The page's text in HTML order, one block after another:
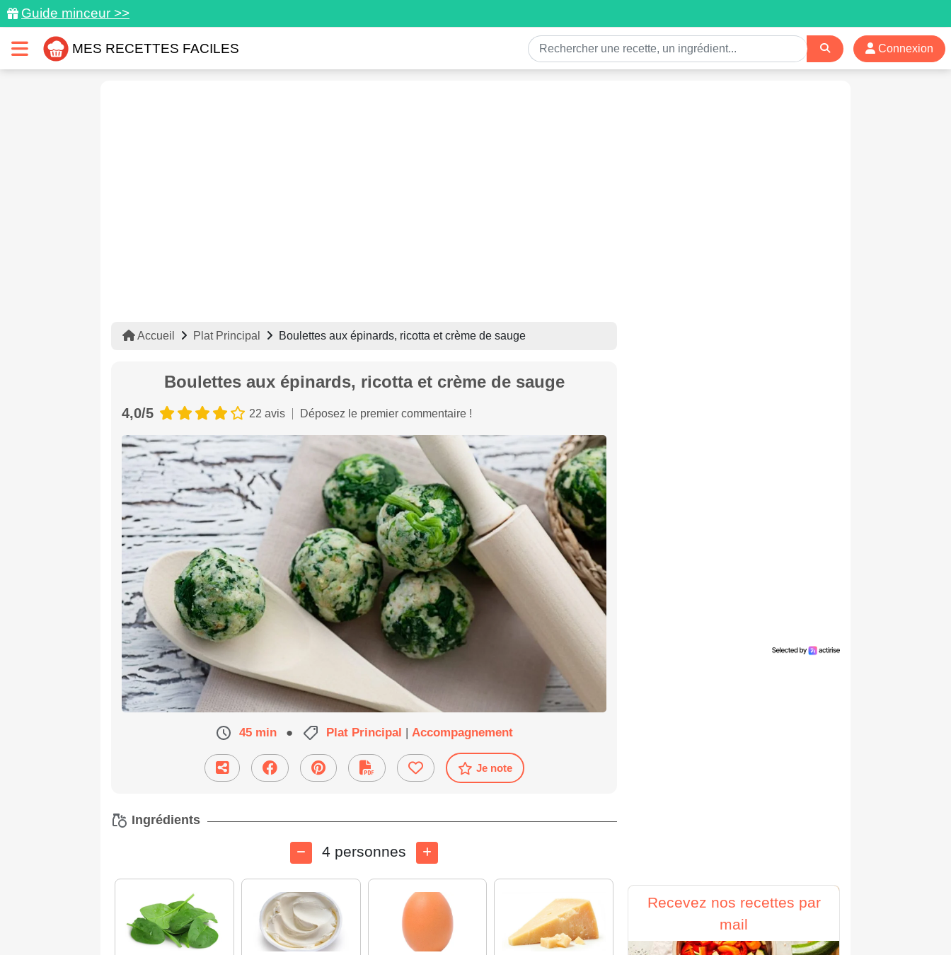
Guide minceur >>
MES RECETTES FACILES Connexion
Accueil Plat Principal Boulettes aux épinards, ricotta et crème de sauge
Boulettes aux épinards, ricotta et crème de sauge
4,0/5 22 avis Déposez le premier commentaire !
45 min ● Plat Principal | Accompagnement
Je note
Ingrédients
4 personnes
Recevez nos recettes par
mail